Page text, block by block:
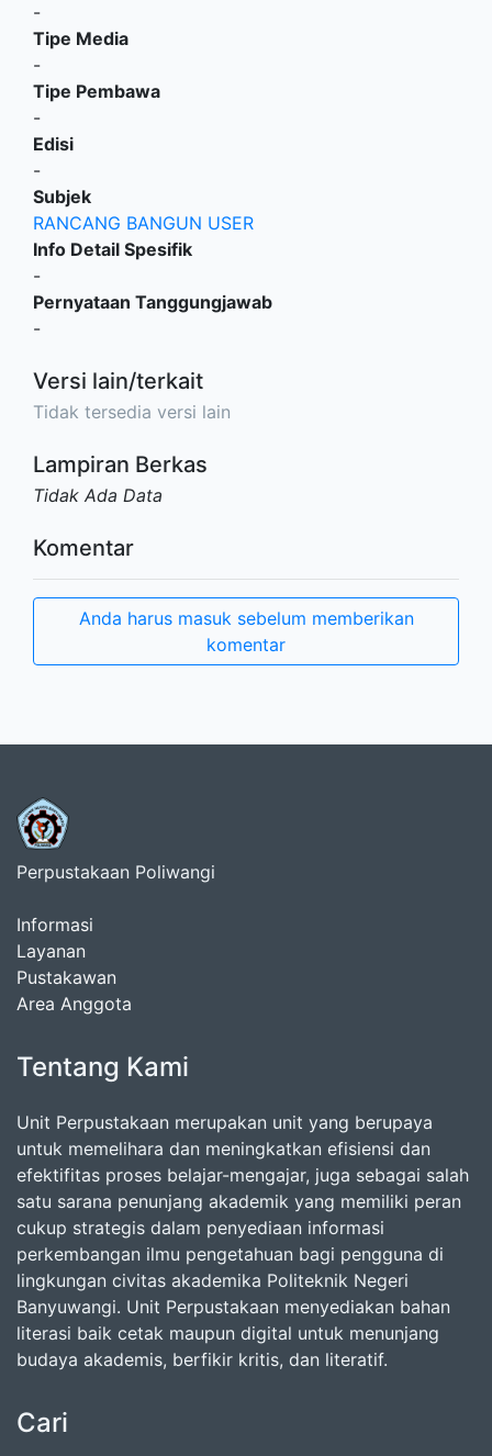
-
Tipe Media
-
Tipe Pembawa
-
Edisi
-
Subjek
RANCANG BANGUN USER
Info Detail Spesifik
-
Pernyataan Tanggungjawab
-
Versi lain/terkait
Tidak tersedia versi lain
Lampiran Berkas
Tidak Ada Data
Komentar
Anda harus masuk sebelum memberikan
komentar
Perpustakaan Poliwangi
Informasi
Layanan
Pustakawan
Area Anggota
Tentang Kami
Unit Perpustakaan merupakan unit yang berupaya
untuk memelihara dan meningkatkan efisiensi dan
efektifitas proses belajar-mengajar, juga sebagai salah
satu sarana penunjang akademik yang memiliki peran
cukup strategis dalam penyediaan informasi
perkembangan ilmu pengetahuan bagi pengguna di
lingkungan civitas akademika Politeknik Negeri
Banyuwangi. Unit Perpustakaan menyediakan bahan
literasi baik cetak maupun digital untuk menunjang
budaya akademis, berfikir kritis, dan literatif.
Cari